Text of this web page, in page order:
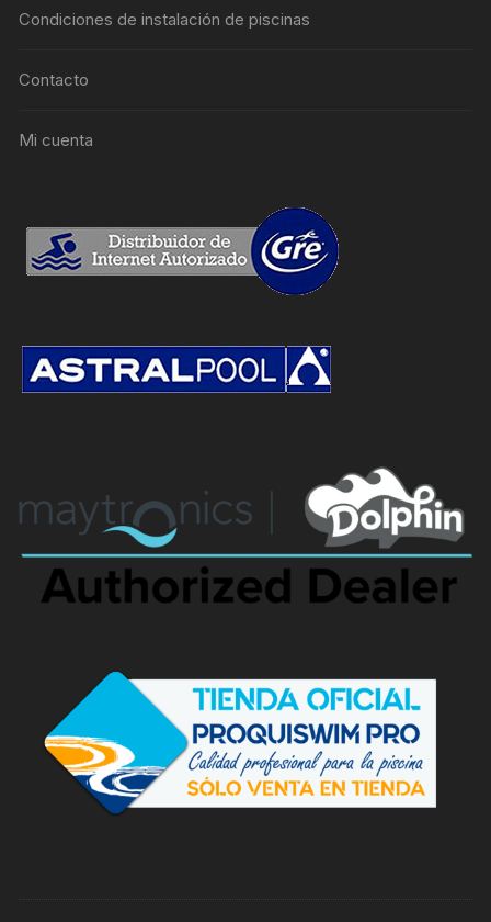
Condiciones de instalación de piscinas
Contacto
Mi cuenta